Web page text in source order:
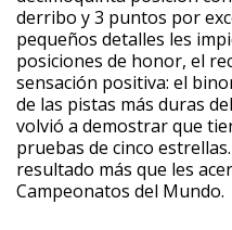
derribo y 3 puntos por
pequeños detalles les
posiciones de honor, el
sensación positiva: el
de las pistas más duras
volvió a demostrar que
pruebas de cinco
resultado más que les
Campeonatos del Mundo.